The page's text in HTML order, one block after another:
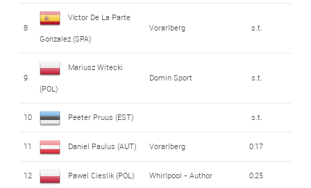
8
Víctor De La Parte
Gonzalez (SPA)
Vorarlberg s.t.
9
Mariusz Witecki
(POL)
Domin Sport s.t.
10 Peeter Pruus (EST) s.t.
11 Daniel Paulus (AUT) Vorarlberg 0:17
12 Pawel Cieslik (POL) Whirlpool - Author 0:25